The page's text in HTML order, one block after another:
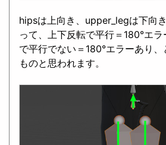
hipsは上向き、upper_legは下向
って、上下反転で平行＝180°エ
で平行でない＝180°エラーあり
ものと思われます。